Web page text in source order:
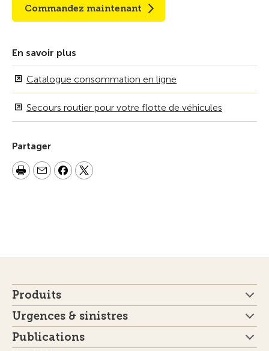
Commandez maintenant
En savoir plus
Catalogue consommation en ligne
Secours routier pour votre flotte de véhicules
Partager
Produits
Urgences & sinistres
Publications